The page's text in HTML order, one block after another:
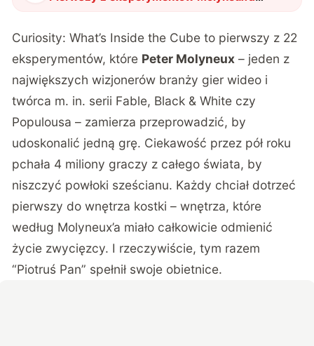
dobiegł końca"?
Curiosity: What’s Inside the Cube to pierwszy z 22
eksperymentów, które Peter Molyneux – jeden z
największych wizjonerów branży gier wideo i
twórca m. in. serii Fable, Black & White czy
Populousa – zamierza przeprowadzić, by
udoskonalić jedną grę. Ciekawość przez pół roku
pchała 4 miliony graczy z całego świata, by
niszczyć powłoki sześcianu. Każdy chciał dotrzeć
pierwszy do wnętrza kostki – wnętrza, które
według Molyneux’a miało całkowicie odmienić
życie zwycięzcy. I rzeczywiście, tym razem
“Piotruś Pan” spełnił swoje obietnice.